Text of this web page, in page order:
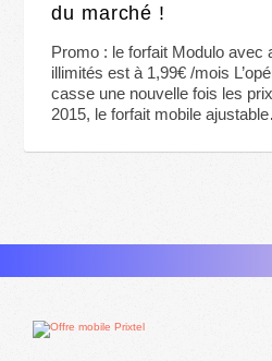
du marché !
Promo : le forfait Modulo avec
illimités est à 1,99€ /mois
casse une nouvelle fois les
2015, le forfait mobile